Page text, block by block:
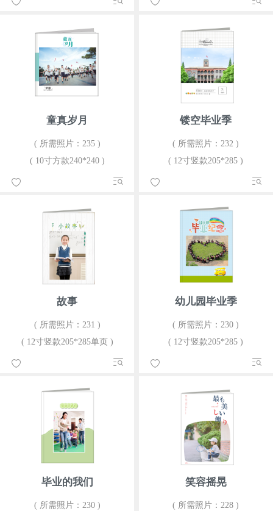
童真岁月
( 所需照片：235 )
( 10寸方款240*240 )
镂空毕业季
( 所需照片：232 )
( 12寸竖款205*285 )
故事
( 所需照片：231 )
( 12寸竖款205*285单页 )
幼儿园毕业季
( 所需照片：230 )
( 12寸竖款205*285 )
毕业的我们
( 所需照片：230 )
笑容摇晃
( 所需照片：228 )